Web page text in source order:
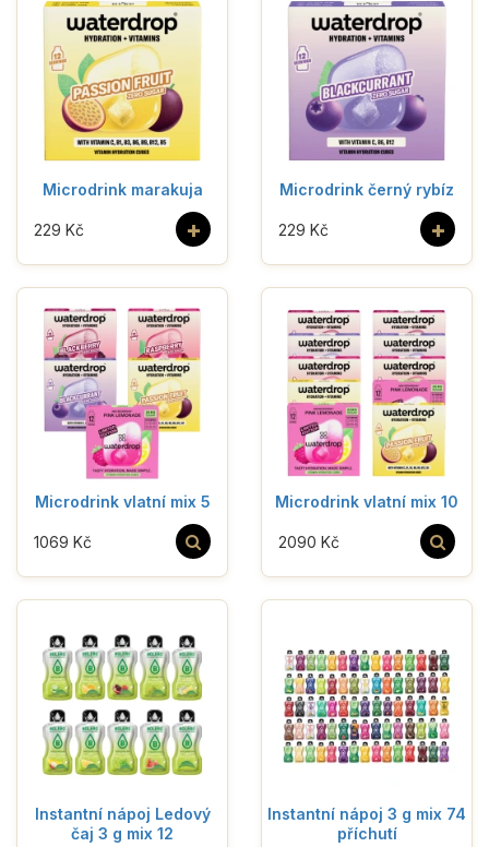
Microdrink marakuja
+
229 Kč
Microdrink černý rybíz
+
229 Kč
Microdrink vlatní mix 5
1069 Kč
Microdrink vlatní mix 10
2090 Kč
Instantní nápoj Ledový
čaj 3 g mix 12
Instantní nápoj 3 g mix 74
příchutí